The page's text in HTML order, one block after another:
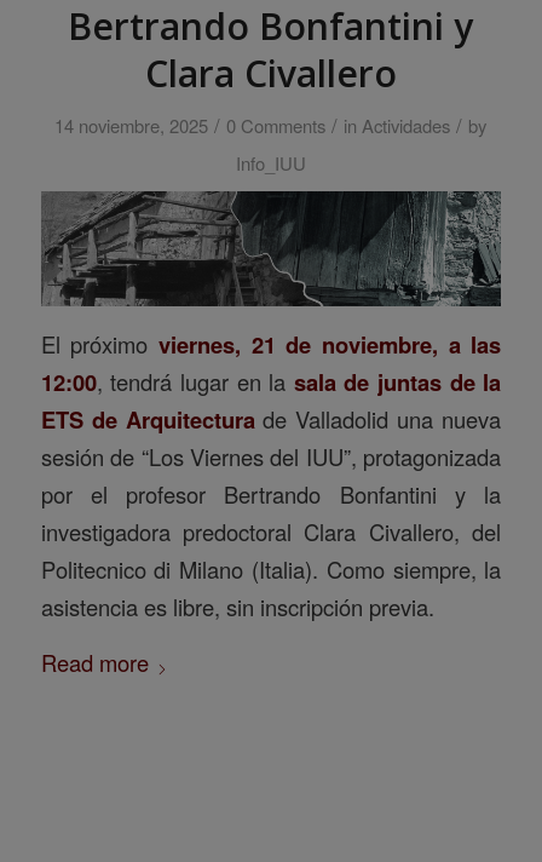
Bertrando Bonfantini y
Clara Civallero
14 noviembre, 2025 / 0 Comments / in Actividades / by
Info_IUU
El próximo viernes, 21 de noviembre, a las
12:00, tendrá lugar en la sala de juntas de la
ETS de Arquitectura de Valladolid una nueva
sesión de “Los Viernes del IUU”, protagonizada
por el profesor Bertrando Bonfantini y la
investigadora predoctoral Clara Civallero, del
Politecnico di Milano (Italia). Como siempre, la
asistencia es libre, sin inscripción previa.
Read more